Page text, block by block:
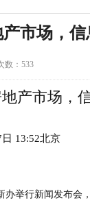
市场，
数：533
产市场，
13:52北京
办举行新闻发布会